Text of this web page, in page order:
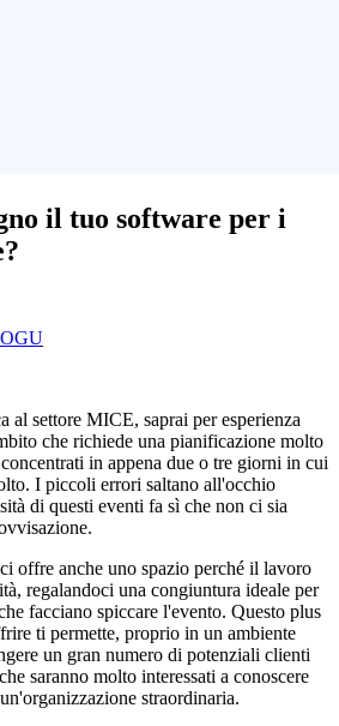
il tuo software per i
al settore MICE, saprai per esperienza
che richiede una pianificazione molto
in appena due o tre giorni in cui
I piccoli errori saltano all'occhio
di questi eventi fa sì che non ci sia
offre anche uno spazio perché il lavoro
regalandoci una congiuntura ideale per
facciano spiccare l'evento. Questo plus
ti permette, proprio in un ambiente
un gran numero di potenziali clienti
saranno molto interessati a conoscere
straordinaria.